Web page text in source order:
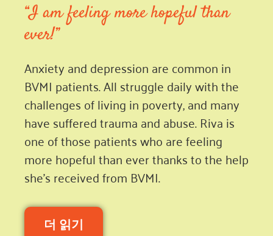
“I am feeling more hopeful than
ever!”
Anxiety and depression are common in
BVMI patients. All struggle daily with the
challenges of living in poverty, and many
have suffered trauma and abuse. Riva is
one of those patients who are feeling
more hopeful than ever thanks to the help
she’s received from BVMI.
더 읽기